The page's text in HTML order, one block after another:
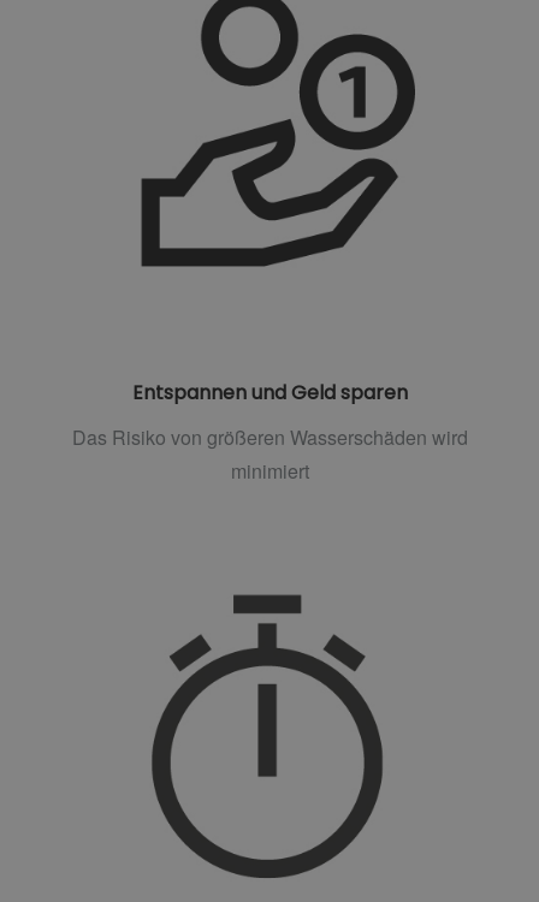
Entspannen und Geld sparen
Das Risiko von größeren Wasserschäden wird
minimiert